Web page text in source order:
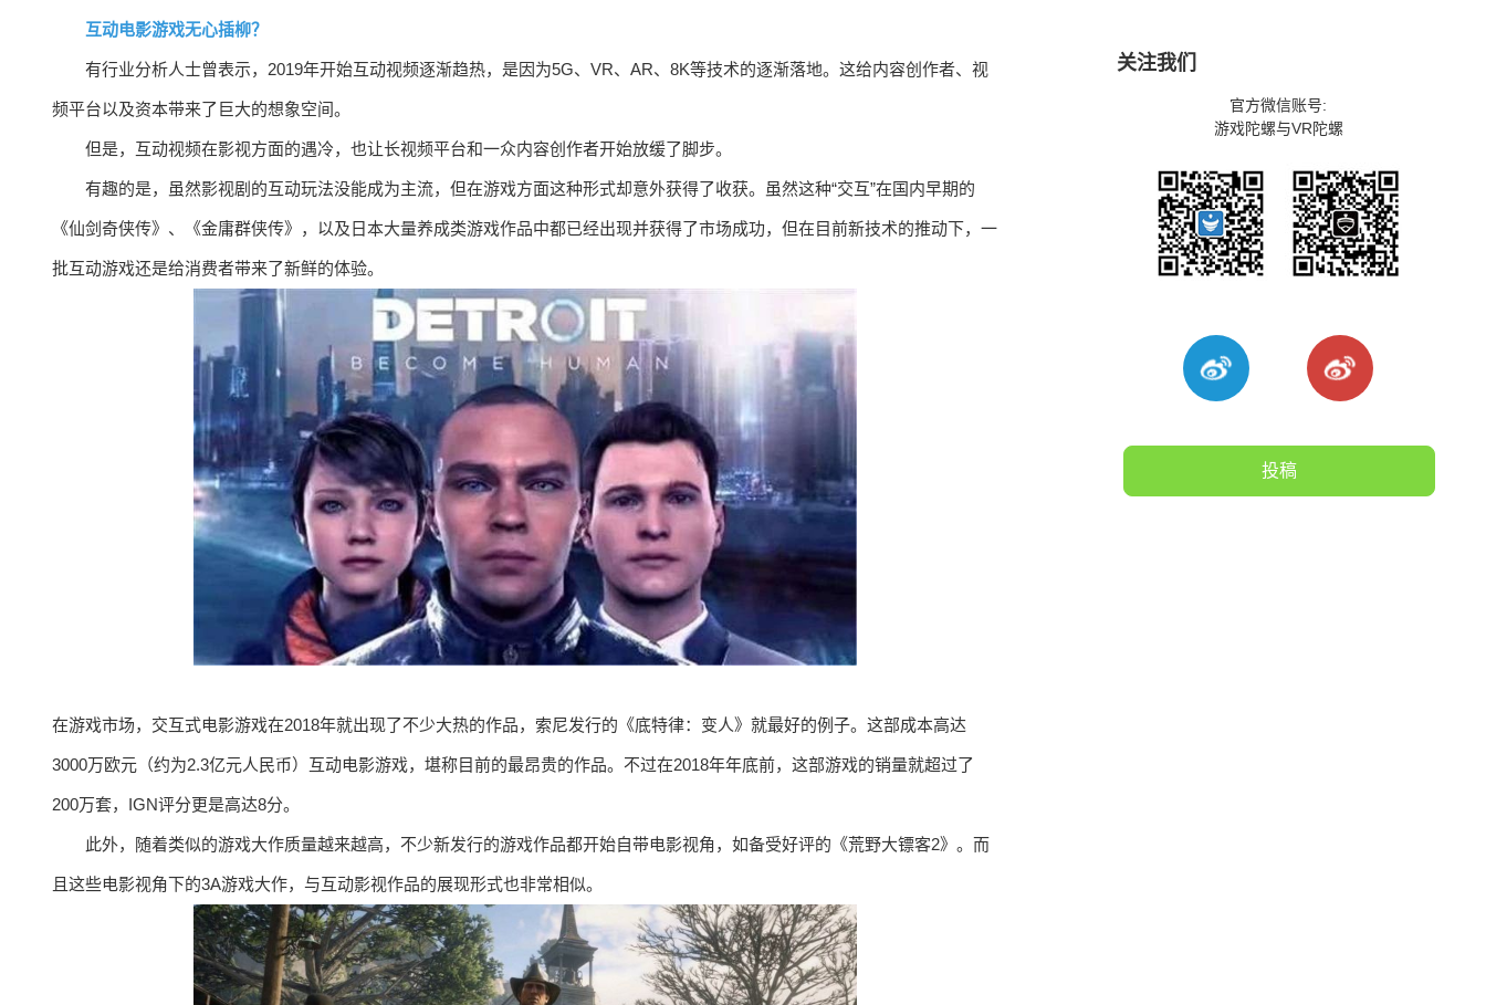
互动电影游戏无心插柳？
有行业分析人士曾表示，2019年开始互动视频逐渐趋热，是因为5G、VR、AR、8K等技术的逐渐落地。这给内容创作者、视
频平台以及资本带来了巨大的想象空间。
但是，互动视频在影视方面的遇冷，也让长视频平台和一众内容创作者开始放缓了脚步。
有趣的是，虽然影视剧的互动玩法没能成为主流，但在游戏方面这种形式却意外获得了收获。虽然这种“交互”在国内早期的
《仙剑奇侠传》、《金庸群侠传》，以及日本大量养成类游戏作品中都已经出现并获得了市场成功，但在目前新技术的推动下，一
批互动游戏还是给消费者带来了新鲜的体验。
在游戏市场，交互式电影游戏在2018年就出现了不少大热的作品，索尼发行的《底特律：变人》就最好的例子。这部成本高达
3000万欧元（约为2.3亿元人民币）互动电影游戏，堪称目前的最昂贵的作品。不过在2018年年底前，这部游戏的销量就超过了
200万套，IGN评分更是高达8分。
此外，随着类似的游戏大作质量越来越高，不少新发行的游戏作品都开始自带电影视角，如备受好评的《荒野大镖客2》。而
且这些电影视角下的3A游戏大作，与互动影视作品的展现形式也非常相似。
关注我们
官方微信账号:
游戏陀螺与VR陀螺
投稿